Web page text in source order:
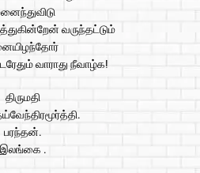
வருந்தட்டும்
வாராது நீவாழ்க!
திருமதி
பரந்தன்.
இலங்கை .